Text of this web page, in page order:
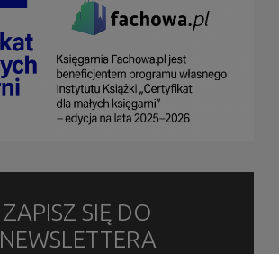
ZAPISZ SIĘ DO
NEWSLETTERA